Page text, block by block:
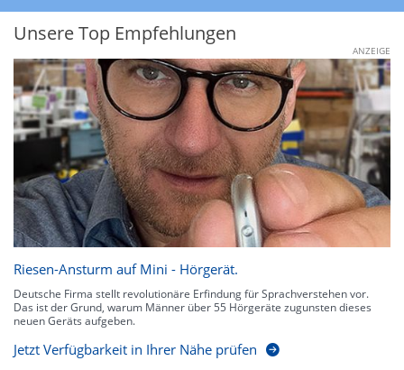
Unsere Top Empfehlungen
ANZEIGE
Riesen-Ansturm auf Mini - Hörgerät.
Deutsche Firma stellt revolutionäre Erfindung für Sprachverstehen vor.
Das ist der Grund, warum Männer über 55 Hörgeräte zugunsten dieses
neuen Geräts aufgeben.
Jetzt Verfügbarkeit in Ihrer Nähe prüfen